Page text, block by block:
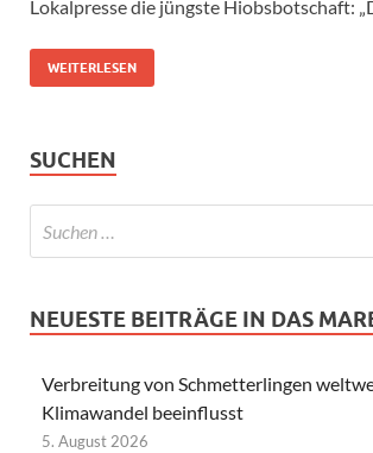
Lokalpresse die jüngste Hiobsbotschaft:
WEITERLESEN
SUCHEN
NEUESTE BEITRÄGE IN DAS
Verbreitung von Schmetterlingen
Klimawandel beeinflusst
5. August 2026